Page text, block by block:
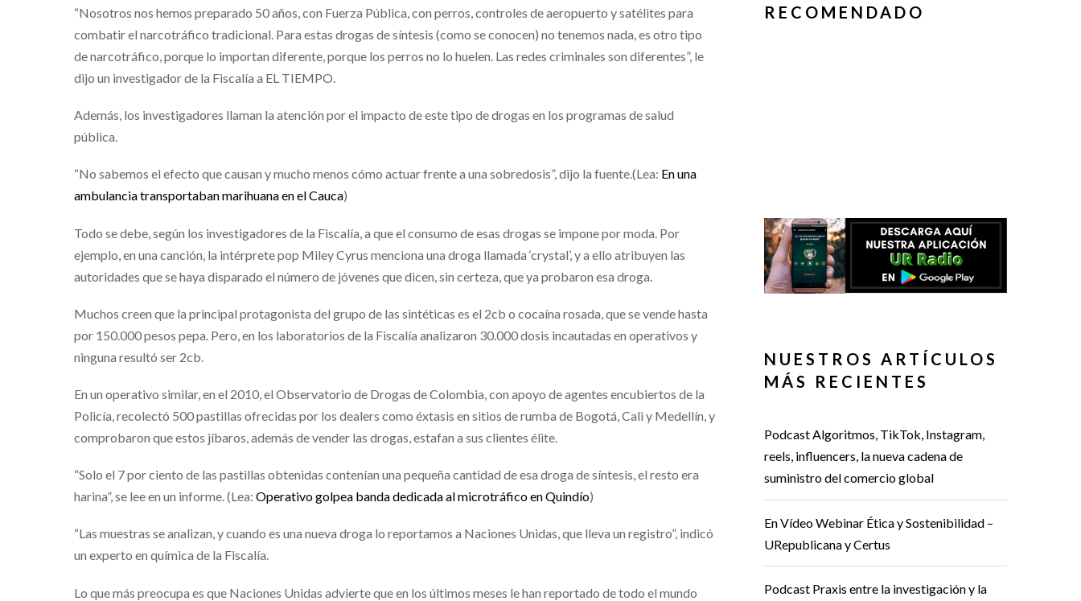
“Nosotros nos hemos preparado 50 años, con Fuerza Pública, con perros, controles de aeropuerto y satélites para
combatir el narcotráfico tradicional. Para estas drogas de síntesis (como se conocen) no tenemos nada, es otro tipo
de narcotráfico, porque lo importan diferente, porque los perros no lo huelen. Las redes criminales son diferentes”, le
dijo un investigador de la Fiscalía a EL TIEMPO.
Además, los investigadores llaman la atención por el impacto de este tipo de drogas en los programas de salud
pública.
“No sabemos el efecto que causan y mucho menos cómo actuar frente a una sobredosis”, dijo la fuente.(Lea: En una
ambulancia transportaban marihuana en el Cauca)
Todo se debe, según los investigadores de la Fiscalía, a que el consumo de esas drogas se impone por moda. Por
ejemplo, en una canción, la intérprete pop Miley Cyrus menciona una droga llamada ‘crystal’, y a ello atribuyen las
autoridades que se haya disparado el número de jóvenes que dicen, sin certeza, que ya probaron esa droga.
Muchos creen que la principal protagonista del grupo de las sintéticas es el 2cb o cocaína rosada, que se vende hasta
por 150.000 pesos pepa. Pero, en los laboratorios de la Fiscalía analizaron 30.000 dosis incautadas en operativos y
ninguna resultó ser 2cb.
En un operativo similar, en el 2010, el Observatorio de Drogas de Colombia, con apoyo de agentes encubiertos de la
Policía, recolectó 500 pastillas ofrecidas por los dealers como éxtasis en sitios de rumba de Bogotá, Cali y Medellín, y
comprobaron que estos jíbaros, además de vender las drogas, estafan a sus clientes élite.
“Solo el 7 por ciento de las pastillas obtenidas contenían una pequeña cantidad de esa droga de síntesis, el resto era
harina”, se lee en un informe. (Lea: Operativo golpea banda dedicada al microtráfico en Quindío)
“Las muestras se analizan, y cuando es una nueva droga lo reportamos a Naciones Unidas, que lleva un registro”, indicó
un experto en química de la Fiscalía.
Lo que más preocupa es que Naciones Unidas advierte que en los últimos meses le han reportado de todo el mundo
RECOMENDADO
NUESTROS ARTÍCULOS
MÁS RECIENTES
Podcast Algoritmos, TikTok, Instagram,
reels, influencers, la nueva cadena de
suministro del comercio global
En Vídeo Webinar Ética y Sostenibilidad –
URepublicana y Certus
Podcast Praxis entre la investigación y la